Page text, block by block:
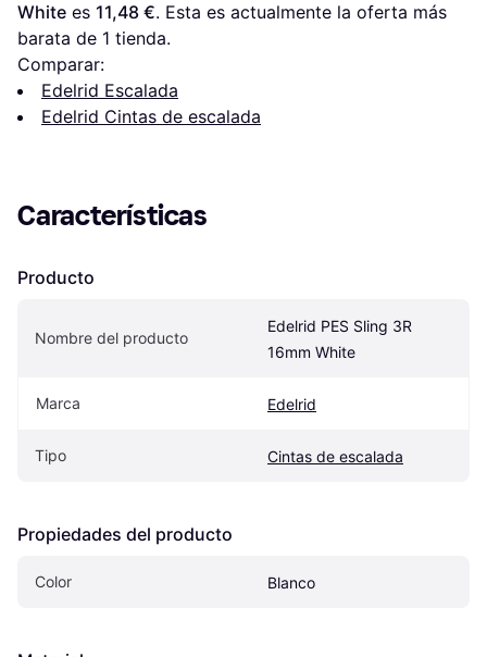
White es 11,48 €. Esta es actualmente la oferta más
barata de 1 tienda.
Comparar:
Edelrid Escalada
Edelrid Cintas de escalada
Características
Producto
Nombre del producto
Edelrid PES Sling 3R
16mm White
Marca Edelrid
Tipo Cintas de escalada
Propiedades del producto
Color Blanco